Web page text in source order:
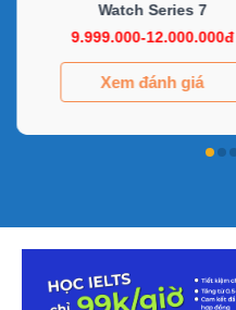
Watch Series 7
9.999.000-12.000.000đ
Xem đánh giá